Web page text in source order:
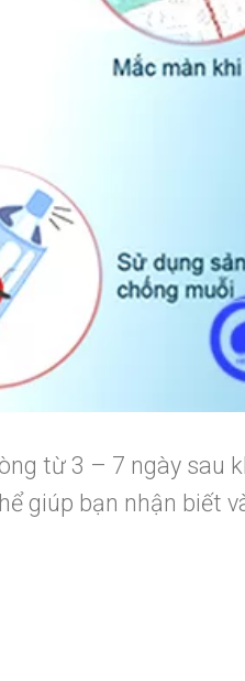
từ 3 – 7 ngày sau
giúp bạn nhận biết